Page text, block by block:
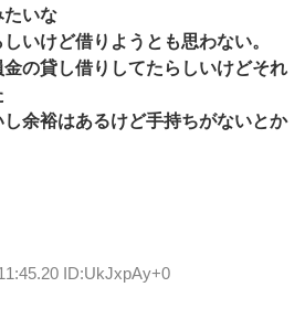
たいな
いけど借りようとも思わない。
の貸し借りしてたらしいけどそれ
余裕はあるけど手持ちがないとか
ID:UkJxpAy+0